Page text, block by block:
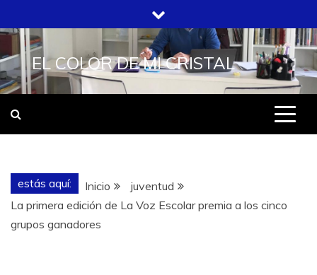
al
contenido
EL COLOR DE MI CRISTAL
estás aquí: Inicio
juventud
La primera edición de La Voz Escolar premia a los cinco
grupos ganadores